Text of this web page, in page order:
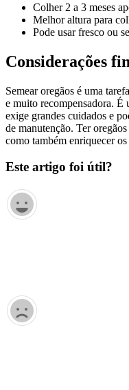
Colher 2 a 3 meses
Melhor altura para
Pode usar fresco ou
Considerações
Semear oregãos é uma
e muito recompensadora. É
exige grandes cuidados e
de manutenção. Ter
como também enriquecer
Este artigo foi útil?